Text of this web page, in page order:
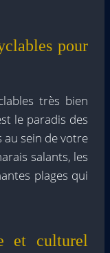
pour
très bien
le paradis des
au sein de votre
salants, les
plages qui
et culturel